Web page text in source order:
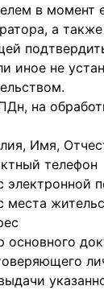
в момент
а
иное не
на
Имя,
телефон
электронной
места
основного